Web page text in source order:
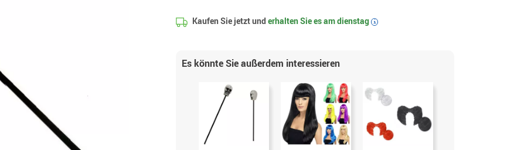
Kaufen Sie jetzt und erhalten Sie es amdienstag i
Es könnte Sie außerdem interessieren